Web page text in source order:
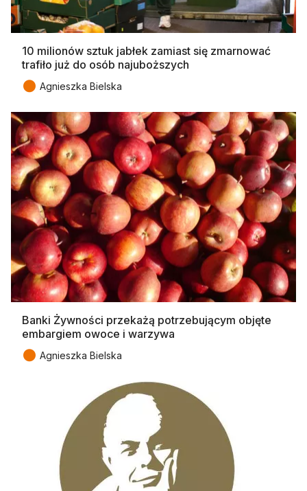
10 milionów sztuk jabłek zamiast się zmarnować
trafiło już do osób najuboższych
● Agnieszka Bielska
Banki Żywności przekażą potrzebującym objęte
embargiem owoce i warzywa
● Agnieszka Bielska